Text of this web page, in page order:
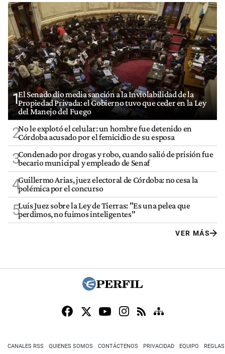
1El Senado dio media sanción a la Inviolabilidad de la
Propiedad Privada: el Gobierno tuvo que ceder en la Ley
del Manejo del Fuego
2No le explotó el celular: un hombre fue detenido en
Córdoba acusado por el femicidio de su esposa
3Condenado por drogas y robo, cuando salió de prisión fue
becario municipal y empleado de Senaf
4Guillermo Arias, juez electoral de Córdoba: no cesa la
polémica por el concurso
5Luis Juez sobre la Ley de Tierras: "Es una pelea que
perdimos, no fuimos inteligentes"
VER MÁS
CANALES RSS QUIENES SOMOS CONTÁCTENOS PRIVACIDAD EQUIPO